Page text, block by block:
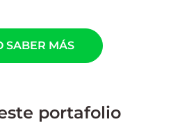
SABER MÁS
portafolio